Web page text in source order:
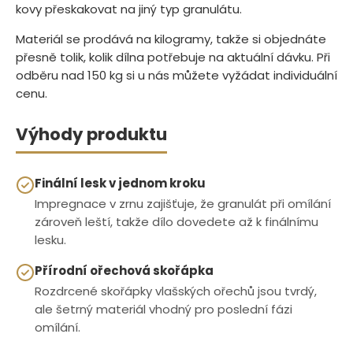
kovy přeskakovat na jiný typ granulátu.
Materiál se prodává na kilogramy, takže si objednáte
přesně tolik, kolik dílna potřebuje na aktuální dávku. Při
odběru nad 150 kg si u nás můžete vyžádat individuální
cenu.
Výhody produktu
Finální lesk v jednom kroku
Impregnace v zrnu zajišťuje, že granulát při omílání
zároveň leští, takže dílo dovedete až k finálnímu
lesku.
Přírodní ořechová skořápka
Rozdrcené skořápky vlašských ořechů jsou tvrdý,
ale šetrný materiál vhodný pro poslední fázi
omílání.